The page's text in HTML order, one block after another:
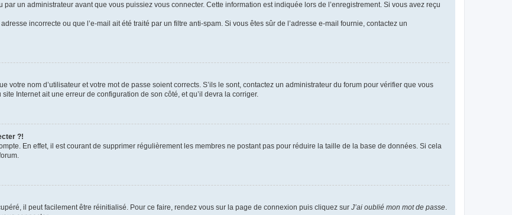
un administrateur avant que vous puissiez vous connecter. Cette information est indiquée lors de l’enregistrement. Si vous avez reçu
incorrecte ou que l’e-mail ait été traité par un filtre anti-spam. Si vous êtes sûr de l’adresse e-mail fournie, contactez un
nom d’utilisateur et votre mot de passe soient corrects. S’ils le sont, contactez un administrateur du forum pour vérifier que vous
Internet ait une erreur de configuration de son côté, et qu’il devra la corriger.
?!
En effet, il est courant de supprimer régulièrement les membres ne postant pas pour réduire la taille de la base de données. Si cela
il peut facilement être réinitialisé. Pour ce faire, rendez vous sur la page de connexion puis cliquez sur J’ai oublié mon mot de passe